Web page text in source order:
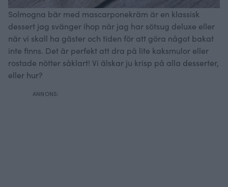
Solmogna bär med mascarponekräm är en klassisk
dessert jag svänger ihop när jag har sötsug deluxe eller
när vi skall ha gäster och tiden för att göra något bakat
inte finns. Det är perfekt att dra på lite kaksmulor eller
rostade nötter såklart! Vi älskar ju krisp på alla desserter,
eller hur?